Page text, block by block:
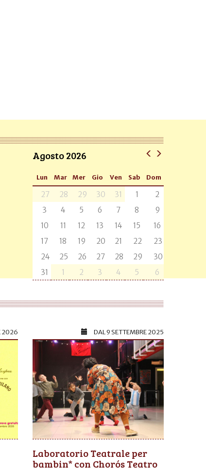
Agosto 2026
Lun Mar Mer Gio Ven Sab Dom
27 28 29 30 31 1
2
3
4 5 6 7 8
9
10
11 12 13 14 15
16
17
18 19 20 21 22
23
24
25 26 27 28 29
30
31
1 2 3 4 5 6
2026 DAL9 SETTEMBRE 2025
Laboratorio Teatrale per
bambin* con Chorós Teatro